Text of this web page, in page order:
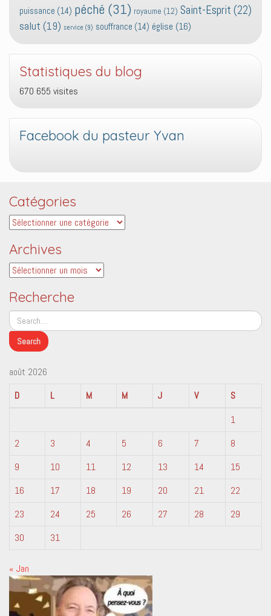
puissance (14) péché (31) royaume (12) Saint-Esprit (22)
salut (19) service (9) souffrance (14) église (16)
Statistiques du blog
670 655 visites
Facebook du pasteur Yvan
Catégories
Catégories
Archives
Archives
Recherche
août 2026
D
L M M J V
S
1
2
3 4 5 6 7
8
9
10 11 12 13 14
15
16
17 18 19 20 21
22
23
24 25 26 27 28
29
30
31
« Jan